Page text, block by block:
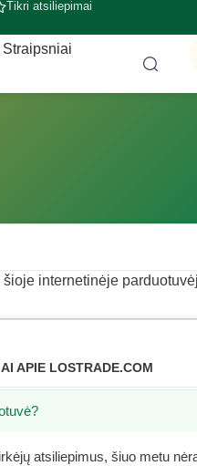
Tikri atsiliepimai
Straipsniai
internetinėje
APIE LOSTRADE.COM
atsiliepimus, šiuo metu